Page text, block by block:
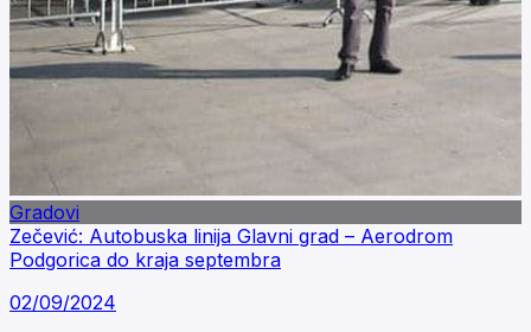
Gradovi
Zečević: Autobuska linija Glavni grad – Aerodrom
Podgorica do kraja septembra
02/09/2024